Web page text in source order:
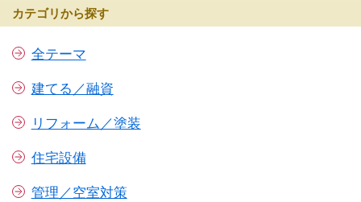
カテゴリから探す
全テーマ
建てる／融資
リフォーム／塗装
住宅設備
管理／空室対策